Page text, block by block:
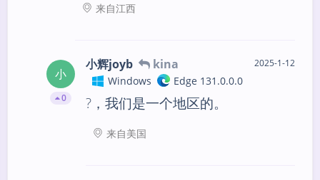
来自江西
小
0
小辉joyb kina
Windows Edge 131.0.0.0
2025-1-12
?，我们是一个地区的。
来自美国